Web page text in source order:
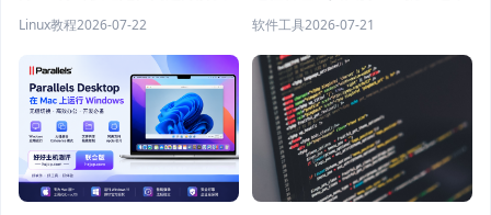
Linux教程2026-07-22 软件工具2026-07-21